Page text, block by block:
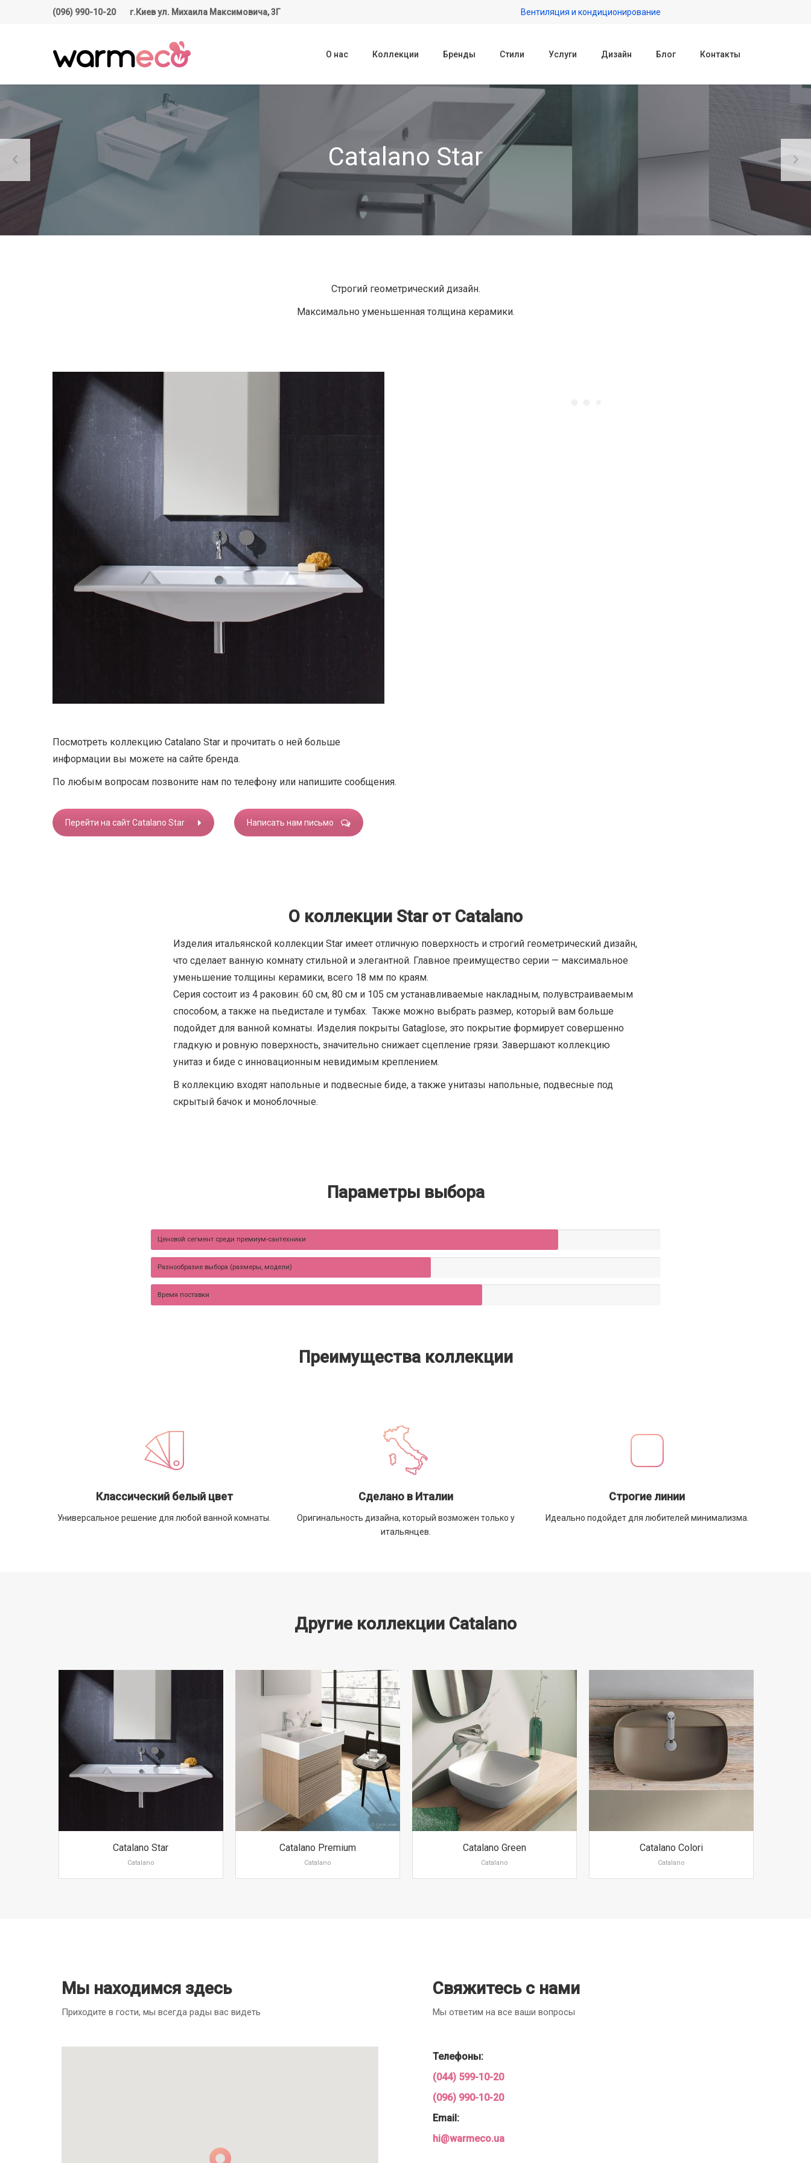
(096) 990-10-20 г.Киев ул. Михаила Максимовича, 3Г Вентиляция и кондиционирование
О нас Коллекции Бренды Стили Услуги Дизайн Блог Контакты
Catalano Star
Строгий геометрический дизайн.
Максимально уменьшенная толщина керамики.
Посмотреть коллекцию Catalano Star и прочитать о ней больше
информации вы можете на сайте бренда.
По любым вопросам позвоните нам по телефону или напишите сообщения.
Перейти на сайт Catalano Star Написать нам письмо
О коллекции Star от Catalano
Изделия итальянской коллекции Star имеет отличную поверхность и строгий геометрический дизайн,
что сделает ванную комнату стильной и элегантной. Главное преимущество серии — максимальное
уменьшение толщины керамики, всего 18 мм по краям.
Серия состоит из 4 раковин: 60 см, 80 см и 105 см устанавливаемые накладным, полувстраиваемым
способом, а также на пьедистале и тумбах. Также можно выбрать размер, который вам больше
подойдет для ванной комнаты. Изделия покрыты Gataglose, это покрытие формирует совершенно
гладкую и ровную поверхность, значительно снижает сцепление грязи. Завершают коллекцию
унитаз и биде с инновационным невидимым креплением.
В коллекцию входят напольные и подвесные биде, а также унитазы напольные, подвесные под
скрытый бачок и моноблочные.
Параметры выбора
Ценовой сегмент среди премиум-сантехники
Разнообразие выбора (размеры, модели)
Время поставки
Преимущества коллекции
Классический белый цвет
Универсальное решение для любой ванной комнаты.
Сделано в Италии
Оригинальность дизайна, который возможен только у
итальянцев.
Строгие линии
Идеально подойдет для любителей минимализма.
Другие коллекции Catalano
Catalano Star
Catalano
Catalano Premium
Catalano
Catalano Green
Catalano
Catalano Colori
Catalano
Мы находимся здесь
Приходите в гости, мы всегда рады вас видеть
Свяжитесь с нами
Мы ответим на все ваши вопросы
Телефоны:
(044) 599-10-20
(096) 990-10-20
Email:
hi@warmeco.ua